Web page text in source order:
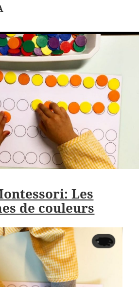
Les
de couleurs